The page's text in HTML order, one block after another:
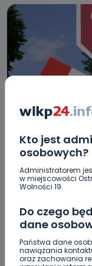
Kto jest
osobowych?
Administratorem
w miejscowości
Wolności 19.
Do czego
dane
Państwa dane
nawiązania
oraz zachowania
REGION WIADOMOŚCI
Gigantyczne
Komunikacja
03.08.2024 11:33